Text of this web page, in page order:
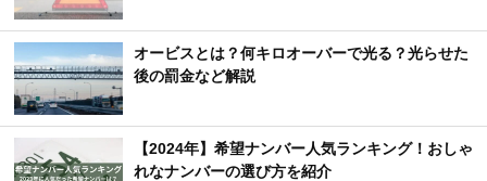
オービスとは？何キロオーバーで光る？光らせた
後の罰金など解説
【2024年】希望ナンバー人気ランキング！おしゃ
れなナンバーの選び方を紹介